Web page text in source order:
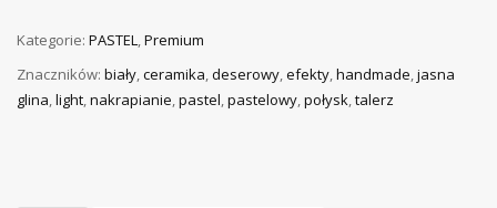
Kategorie: PASTEL,Premium
Znaczników: biały,ceramika,deserowy,efekty,handmade,jasna
glina,light,nakrapianie,pastel,pastelowy,połysk,talerz